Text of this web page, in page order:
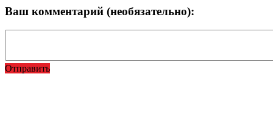
Ваш комментарий (необязательно):
Отправить